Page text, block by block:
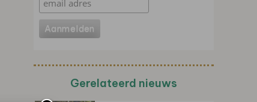
Gerelateerd nieuws